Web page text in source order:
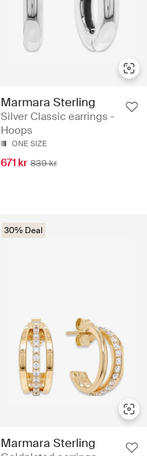
Marmara Sterling
Silver Classic earrings -
Hoops
ONE SIZE
671 kr 839 kr
30% Deal
Marmara Sterling